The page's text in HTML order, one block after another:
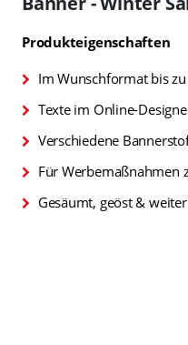
der
springen
Produkteigenschaften
Im Wunschformat bis
Texte im Online-
Verschiedene
Für Werbemaßnahmen
Gesäumt, geöst &